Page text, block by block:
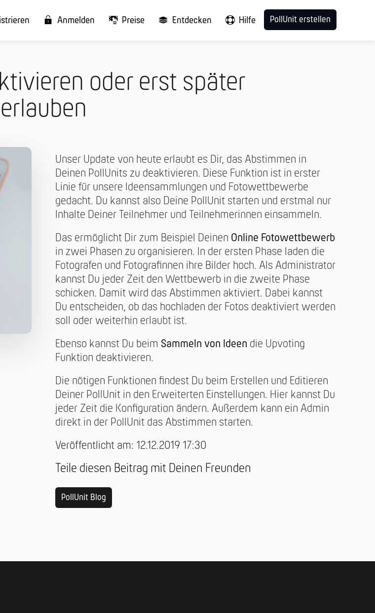
Anmelden Preise Entdecken Hilfe PollUnit erstellen
oder erst später
erlauben
Unser Update von heute erlaubt es Dir, das Abstimmen in
Deinen PollUnits zu deaktivieren. Diese Funktion ist in erster
Linie für unsere Ideensammlungen und Fotowettbewerbe
gedacht. Du kannst also Deine PollUnit starten und erstmal nur
Inhalte Deiner Teilnehmer und Teilnehmerinnen einsammeln.
Das ermöglicht Dir zum Beispiel Deinen Online Fotowettbewerb
in zwei Phasen zu organisieren. In der ersten Phase laden die
Fotografen und Fotografinnen ihre Bilder hoch. Als Administrator
kannst Du jeder Zeit den Wettbewerb in die zweite Phase
schicken. Damit wird das Abstimmen aktiviert. Dabei kannst
Du entscheiden, ob das hochladen der Fotos deaktiviert werden
soll oder weiterhin erlaubt ist.
Ebenso kannst Du beim Sammeln von Ideen die Upvoting
Funktion deaktivieren.
Die nötigen Funktionen findest Du beim Erstellen und Editieren
Deiner PollUnit in den Erweiterten Einstellungen. Hier kannst Du
jeder Zeit die Konfiguration ändern. Außerdem kann ein Admin
direkt in der PollUnit das Abstimmen starten.
Veröffentlicht am: 12.12.2019 17:30
Teile diesen Beitrag mit Deinen Freunden
PollUnit Blog